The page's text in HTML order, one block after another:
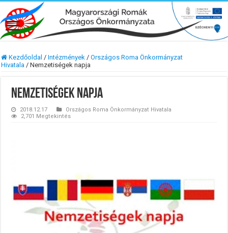
Kezdőoldal / Intézmények / Országos Roma Önkormányzat
Hivatala / Nemzetiségek napja
Nemzetiségek napja
2018.12.17
Országos Roma Önkormányzat Hivatala
2,701 Megtekintés